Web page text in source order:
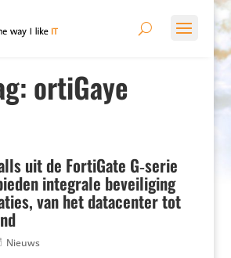
ortiGaye
uit de FortiGate G‑serie
integrale beveiliging
van het datacenter tot
Nieuws